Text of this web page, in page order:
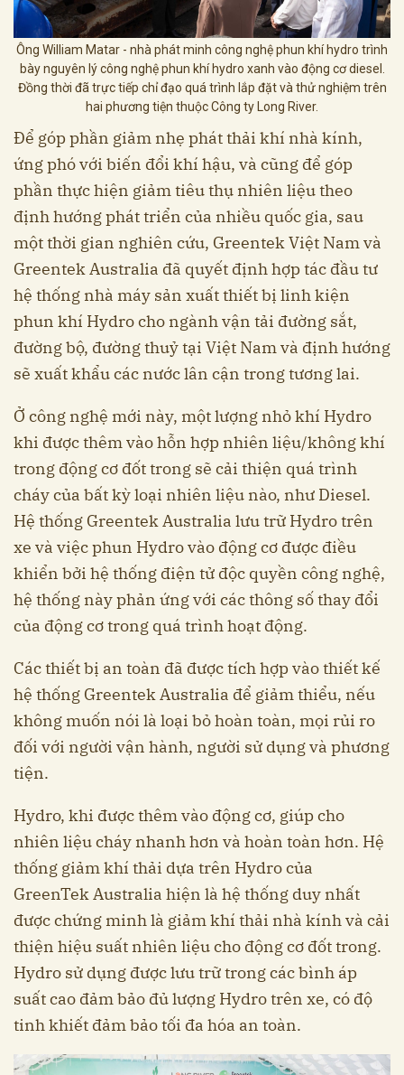
Ông William Matar - nhà phát minh công nghệ phun khí hydro trình
bày nguyên lý công nghệ phun khí hydro xanh vào động cơ diesel.
Đồng thời đã trực tiếp chỉ đạo quá trình lắp đặt và thử nghiệm trên
hai phương tiện thuộc Công ty Long River.
Để góp phần giảm nhẹ phát thải khí nhà kính,
ứng phó với biến đổi khí hậu, và cũng để góp
phần thực hiện giảm tiêu thụ nhiên liệu theo
định hướng phát triển của nhiều quốc gia, sau
một thời gian nghiên cứu, Greentek Việt Nam và
Greentek Australia đã quyết định hợp tác đầu tư
hệ thống nhà máy sản xuất thiết bị linh kiện
phun khí Hydro cho ngành vận tải đường sắt,
đường bộ, đường thuỷ tại Việt Nam và định hướng
sẽ xuất khẩu các nước lân cận trong tương lai.
Ở công nghệ mới này, một lượng nhỏ khí Hydro
khi được thêm vào hỗn hợp nhiên liệu/không khí
trong động cơ đốt trong sẽ cải thiện quá trình
cháy của bất kỳ loại nhiên liệu nào, như Diesel.
Hệ thống Greentek Australia lưu trữ Hydro trên
xe và việc phun Hydro vào động cơ được điều
khiển bởi hệ thống điện tử độc quyền công nghệ,
hệ thống này phản ứng với các thông số thay đổi
của động cơ trong quá trình hoạt động.
Các thiết bị an toàn đã được tích hợp vào thiết kế
hệ thống Greentek Australia để giảm thiểu, nếu
không muốn nói là loại bỏ hoàn toàn, mọi rủi ro
đối với người vận hành, người sử dụng và phương
tiện.
Hydro, khi được thêm vào động cơ, giúp cho
nhiên liệu cháy nhanh hơn và hoàn toàn hơn. Hệ
thống giảm khí thải dựa trên Hydro của
GreenTek Australia hiện là hệ thống duy nhất
được chứng minh là giảm khí thải nhà kính và cải
thiện hiệu suất nhiên liệu cho động cơ đốt trong.
Hydro sử dụng được lưu trữ trong các bình áp
suất cao đảm bảo đủ lượng Hydro trên xe, có độ
tinh khiết đảm bảo tối đa hóa an toàn.